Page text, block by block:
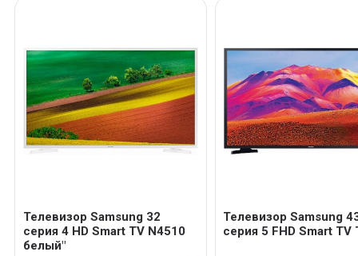
Телевизор Samsung 32
серия 4 HD Smart TV N4510
белый"
Телевизор Samsung
серия 5 FHD Smart TV